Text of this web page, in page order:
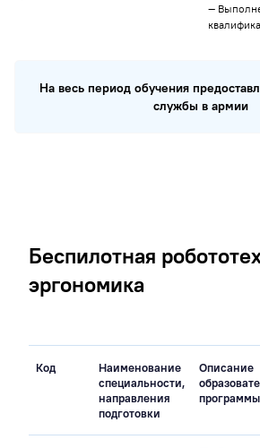
—
На весь период обучения
службы в армии
Беспилотная
эргономика
Код
Наименование
специальности,
направления
подготовки
Описание
программы